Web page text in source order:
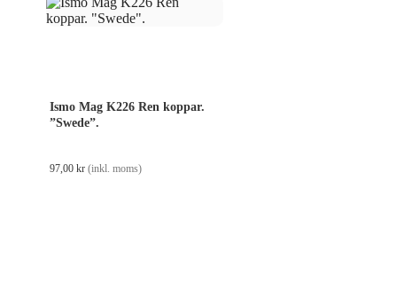
Ismo Mag K226 Ren koppar.
”Swede”.
97,00 kr (inkl. moms)